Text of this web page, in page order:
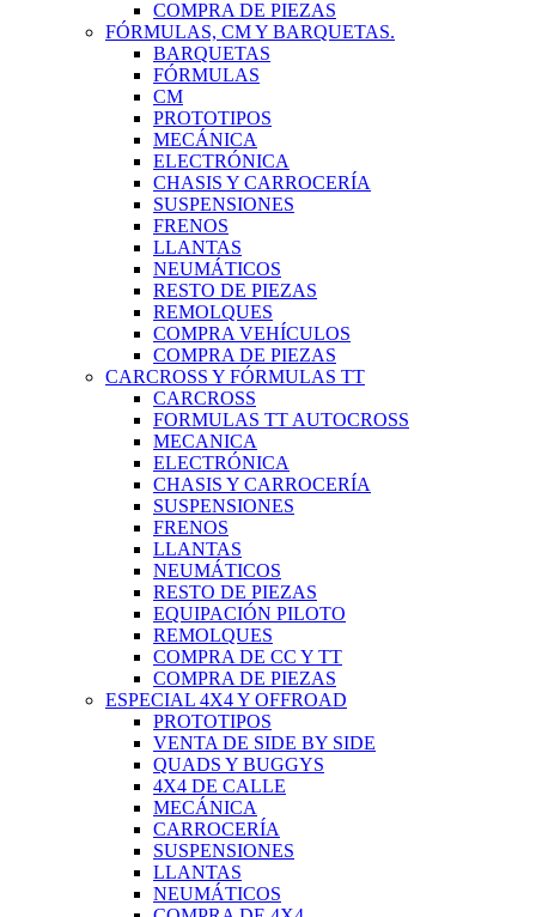
COMPRA DE PIEZAS
FÓRMULAS, CM Y BARQUETAS.
BARQUETAS
FÓRMULAS
CM
PROTOTIPOS
MECÁNICA
ELECTRÓNICA
CHASIS Y CARROCERÍA
SUSPENSIONES
FRENOS
LLANTAS
NEUMÁTICOS
RESTO DE PIEZAS
REMOLQUES
COMPRA VEHÍCULOS
COMPRA DE PIEZAS
CARCROSS Y FÓRMULAS TT
CARCROSS
FORMULAS TT AUTOCROSS
MECANICA
ELECTRÓNICA
CHASIS Y CARROCERÍA
SUSPENSIONES
FRENOS
LLANTAS
NEUMÁTICOS
RESTO DE PIEZAS
EQUIPACIÓN PILOTO
REMOLQUES
COMPRA DE CC Y TT
COMPRA DE PIEZAS
ESPECIAL 4X4 Y OFFROAD
PROTOTIPOS
VENTA DE SIDE BY SIDE
QUADS Y BUGGYS
4X4 DE CALLE
MECÁNICA
CARROCERÍA
SUSPENSIONES
LLANTAS
NEUMÁTICOS